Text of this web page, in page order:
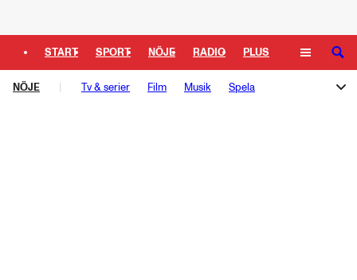
START SPORT NÖJE RADIO PLUS
TV KULTUR LEDARE
SÖK
NÖJE Tv & serier Film Musik Spela